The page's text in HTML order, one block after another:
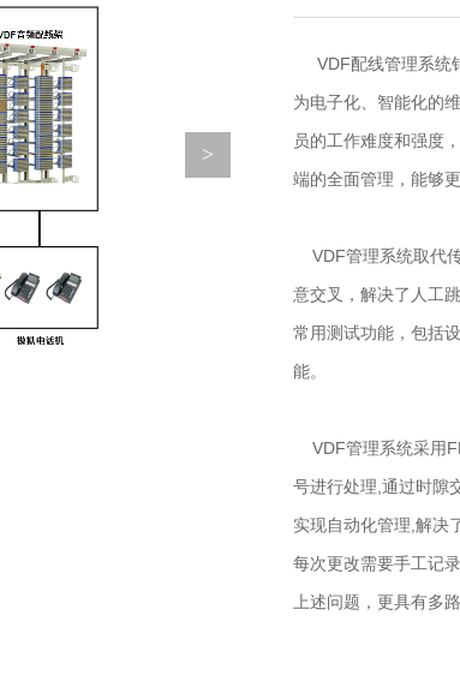
VDF配线管理系统
为电子化、智能化的
员的工作难度和强度
端的全面管理，能够
VDF管理系统取代
意交叉，解决了人工
常用测试功能，包括
能。
VDF管理系统采用
号进行处理,通过时隙
实现自动化管理,解决
每次更改需要手工记
上述问题，更具有多